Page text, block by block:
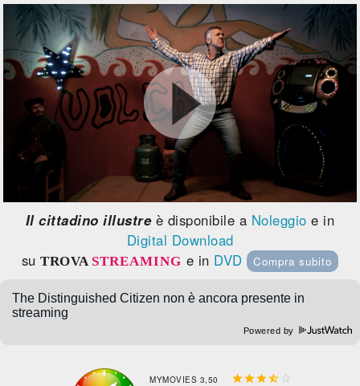
Il cittadino illustreè disponibile a Noleggio e in
Digital Download
suTROVA STREAMING e in DVD Compra subito
Powered by
MYMOVIES 3,50  